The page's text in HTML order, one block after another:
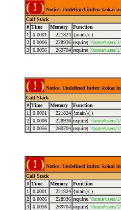
( ! ) Notice: Undefined index: kokai
Call Stack
# Time Memory
Function
1
0.0001 221824 {main}( )
2
0.0006 228936 require( '/home/users/
3
0.0056 269704 require( '/home/users/
( ! ) Notice: Undefined index: kokai
Call Stack
# Time Memory
Function
1
0.0001 221824 {main}( )
2
0.0006 228936 require( '/home/users/
3
0.0056 269704 require( '/home/users/
( ! ) Notice: Undefined index: kokai
Call Stack
# Time Memory
Function
1
0.0001 221824 {main}( )
2
0.0006 228936 require( '/home/users/
3
0.0056 269704 require( '/home/users/